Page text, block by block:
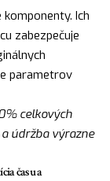
Ich
zabezpečuje
parametrov
celkových
údržba výrazne
času a